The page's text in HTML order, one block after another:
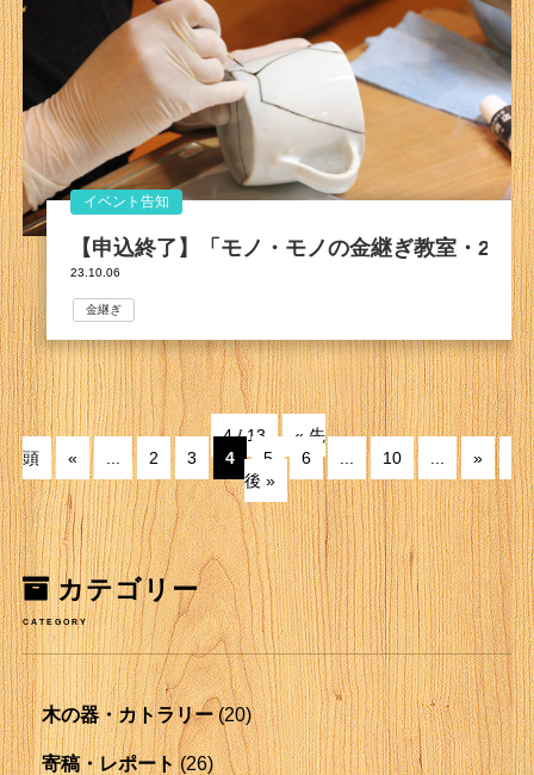
イベント告知
【申込終了】「モノ・モノの金継ぎ教室・
23.10.06
金継ぎ
4 / 13
« 先
頭
« ... 2 3 4 5 6 ... 10 ... »
最
後 »
カテゴリー
CATEGORY
木の器・カトラリー(20)
寄稿・レポート(26)